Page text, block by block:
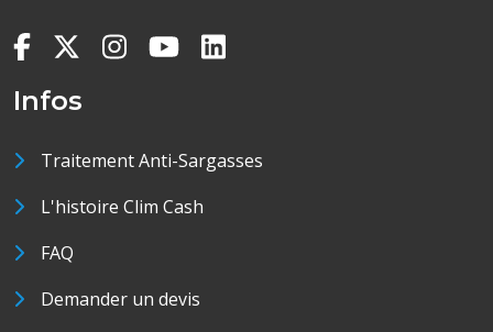
Infos
Traitement Anti-Sargasses
L'histoire Clim Cash
FAQ
Demander un devis